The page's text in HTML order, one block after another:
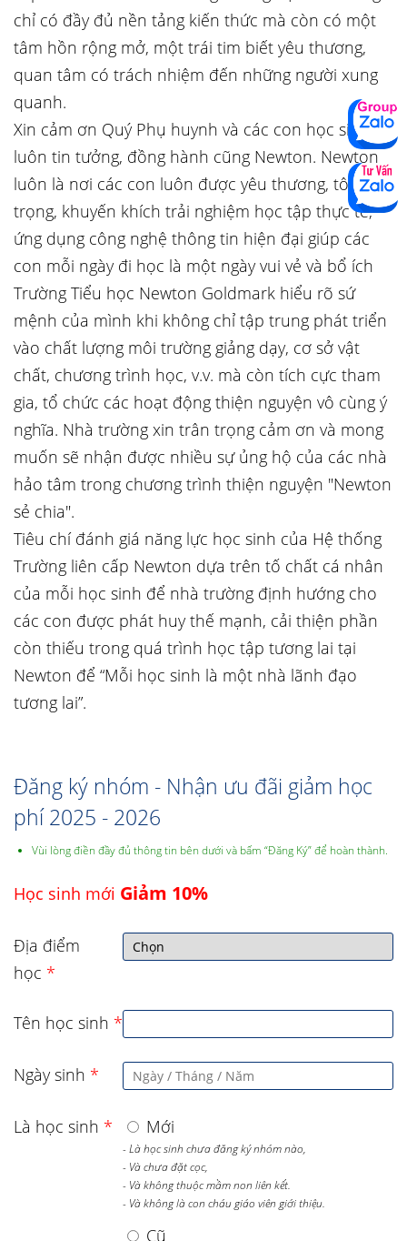
chỉ có đầy đủ nền tảng kiến thức mà còn có một
tâm hồn rộng mở, một trái tim biết yêu thương,
quan tâm có trách nhiệm đến những người xung
quanh.
Xin cảm ơn Quý Phụ huynh và các con học sinh đã
luôn tin tưởng, đồng hành cũng Newton. Newton
luôn là nơi các con luôn được yêu thương, tôn
trọng, khuyến khích trải nghiệm học tập thực tế,
ứng dụng công nghệ thông tin hiện đại giúp các
con mỗi ngày đi học là một ngày vui vẻ và bổ ích
Trường Tiểu học Newton Goldmark hiểu rõ sứ
mệnh của mình khi không chỉ tập trung phát triển
vào chất lượng môi trường giảng dạy, cơ sở vật
chất, chương trình học, v.v. mà còn tích cực tham
gia, tổ chức các hoạt động thiện nguyện vô cùng ý
nghĩa. Nhà trường xin trân trọng cảm ơn và mong
muốn sẽ nhận được nhiều sự ủng hộ của các nhà
hảo tâm trong chương trình thiện nguyện "Newton
sẻ chia".
Tiêu chí đánh giá năng lực học sinh của Hệ thống
Trường liên cấp Newton dựa trên tố chất cá nhân
của mỗi học sinh để nhà trường định hướng cho
các con được phát huy thế mạnh, cải thiện phần
còn thiếu trong quá trình học tập tương lai tại
Newton để “Mỗi học sinh là một nhà lãnh đạo
tương lai”.
Đăng ký nhóm - Nhận ưu đãi giảm học
phí 2025 - 2026
Vùi lòng điền đầy đủ thông tin bên dưới và bấm “Đăng Ký” để hoàn thành.
Học sinh mới Giảm 10%
Địa điểm
học *
Tên học sinh *
Ngày sinh *
Là học sinh * Mới
- Là học sinh chưa đăng ký nhóm nào,
- Và chưa đặt cọc,
- Và không thuộc mầm non liên kết.
- Và không là con cháu giáo viên giới thiệu.
Cũ